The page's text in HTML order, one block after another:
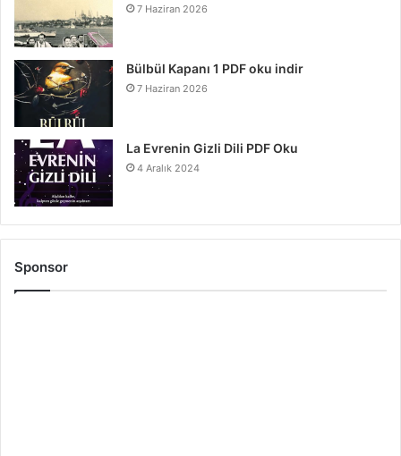
7 Haziran 2026
Bülbül Kapanı 1 PDF oku indir
7 Haziran 2026
La Evrenin Gizli Dili PDF Oku
4 Aralık 2024
Sponsor